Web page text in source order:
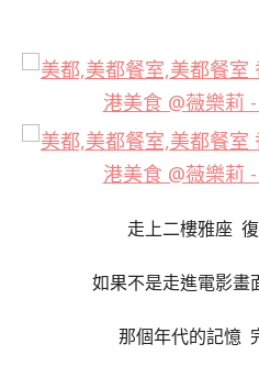
走上二樓雅座
如果不是走進電影畫
那個年代的記憶